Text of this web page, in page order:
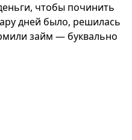
чтобы починить
дней было, решилась
займ — буквально